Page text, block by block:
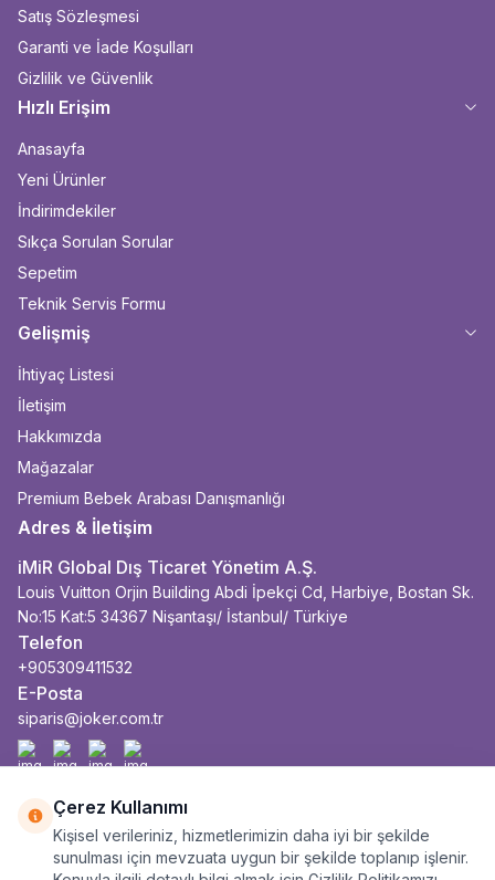
Satış Sözleşmesi
Garanti ve İade Koşulları
Gizlilik ve Güvenlik
Hızlı Erişim
Anasayfa
Yeni Ürünler
İndirimdekiler
Sıkça Sorulan Sorular
Sepetim
Teknik Servis Formu
Gelişmiş
İhtiyaç Listesi
İletişim
Hakkımızda
Mağazalar
Premium Bebek Arabası Danışmanlığı
Adres & İletişim
iMiR Global Dış Ticaret Yönetim A.Ş.
Louis Vuitton Orjin Building Abdi İpekçi Cd, Harbiye, Bostan Sk.
No:15 Kat:5 34367 Nişantaşı/ İstanbul/ Türkiye
Telefon
+905309411532
E-Posta
siparis@joker.com.tr
Facebook
İnstagram
YoutubeLinkedin
Çerez Kullanımı
Kişisel verileriniz, hizmetlerimizin daha iyi bir şekilde
sunulması için mevzuata uygun bir şekilde toplanıp işlenir.